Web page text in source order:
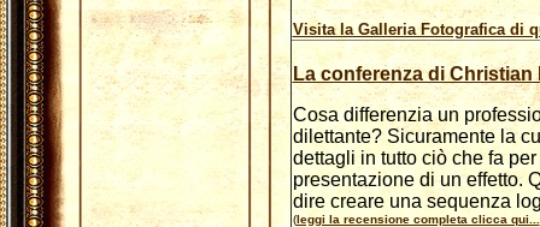
Visita la Galleria Fotografica di
La conferenza di Christian
Cosa differenzia un
dilettante? Sicuramente la
dettagli in tutto ciò che fa
presentazione di un effetto.
dire creare una sequenza
(leggi la recensione completa clicca qui...